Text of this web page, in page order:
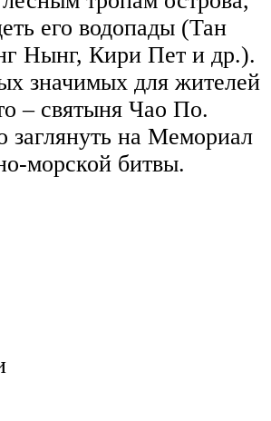
его водопады (Тан
Нынг, Кири Пет и др.).
значимых для жителей
– святыня Чао По.
на Мемориал
морской битвы.